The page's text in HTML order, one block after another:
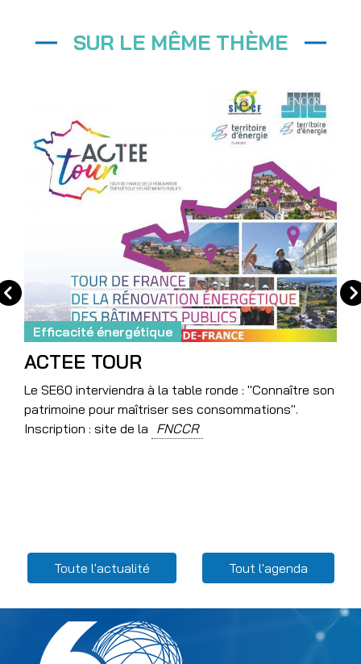
SUR LE MÊME THÈME
Efficacité énergétique
ACTEE TOUR
Le SE60 interviendra à la table ronde : "Connaître son
patrimoine pour maîtriser ses consommations".
Inscription : site de la
Menu Related content
Toute l'actualité Tout l'agenda